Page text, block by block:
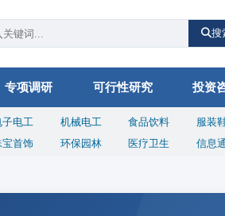
搜
专项调研 可行性研究 投资
子电工 机械电工 食品饮料 服装
宝首饰 环保园林 医疗卫生 信息